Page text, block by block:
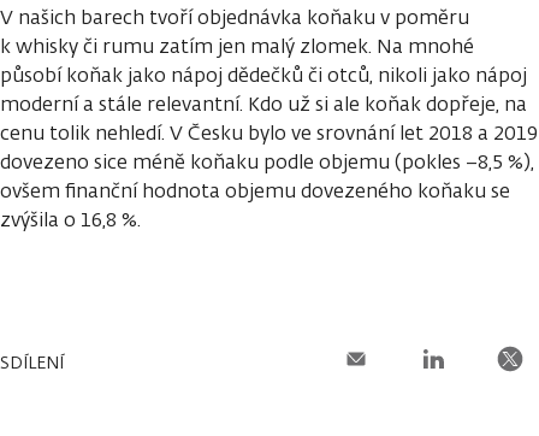
V našich barech tvoří objednávka koňaku v poměru
k whisky či rumu zatím jen malý zlomek. Na mnohé
působí koňak jako nápoj dědečků či otců, nikoli jako nápoj
moderní a stále relevantní. Kdo už si ale koňak dopřeje, na
cenu tolik nehledí. V Česku bylo ve srovnání let 2018 a 2019
dovezeno sice méně koňaku podle objemu (pokles −8,5 %),
ovšem finanční hodnota objemu dovezeného koňaku se
zvýšila o 16,8 %.
SDÍLENÍ